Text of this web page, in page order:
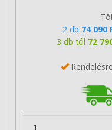
2 db 74 090
3 db-tól 72